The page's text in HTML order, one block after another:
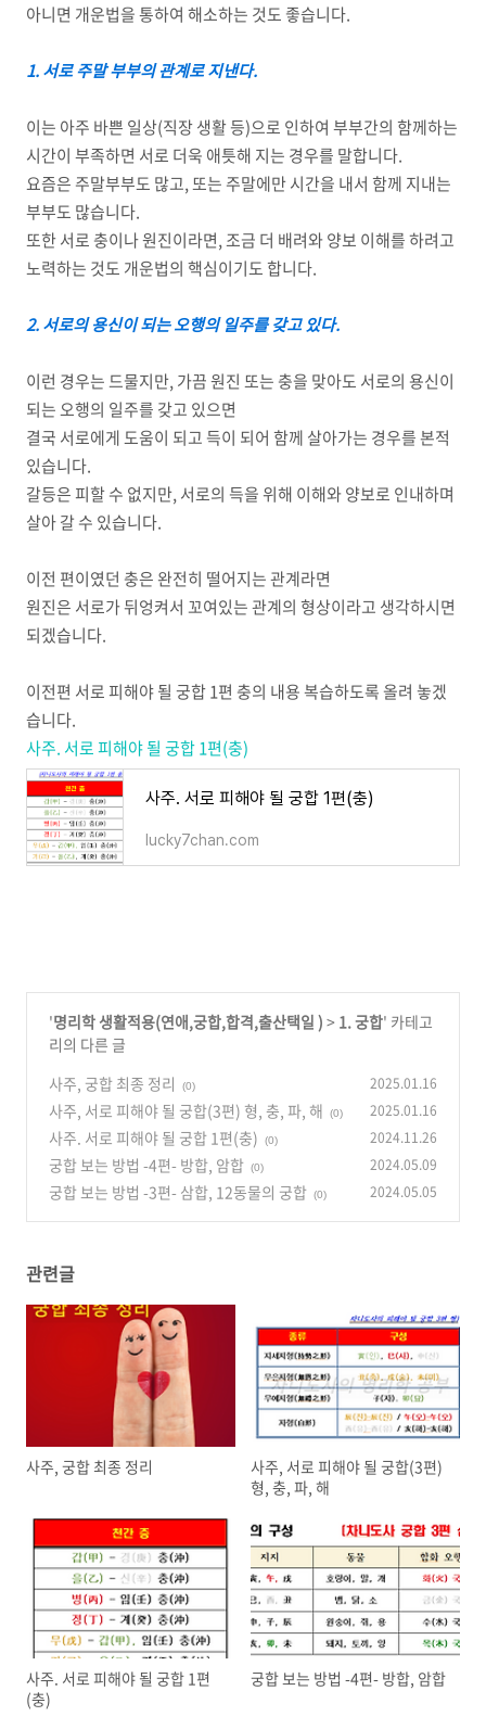
아니면 개운법을 통하여 해소하는 것도 좋습니다.
1. 서로 주말 부부의 관계로 지낸다.
이는 아주 바쁜 일상(직장 생활 등)으로 인하여 부부간의 함께하는
시간이 부족하면 서로 더욱 애틋해 지는 경우를 말합니다.
요즘은 주말부부도 많고, 또는 주말에만 시간을 내서 함께 지내는
부부도 많습니다.
또한 서로 충이나 원진이라면, 조금 더 배려와 양보 이해를 하려고
노력하는 것도 개운법의 핵심이기도 합니다.
2. 서로의 용신이 되는 오행의 일주를 갖고 있다.
이런 경우는 드물지만, 가끔 원진 또는 충을 맞아도 서로의 용신이
되는 오행의 일주를 갖고 있으면
결국 서로에게 도움이 되고 득이 되어 함께 살아가는 경우를 본적
있습니다.
갈등은 피할 수 없지만, 서로의 득을 위해 이해와 양보로 인내하며
살아 갈 수 있습니다.
이전 편이였던 충은 완전히 떨어지는 관계라면
원진은 서로가 뒤엉켜서 꼬여있는 관계의 형상이라고 생각하시면
되겠습니다.
이전편 서로 피해야 될 궁합 1편 충의 내용 복습하도록 올려 놓겠
습니다.
사주. 서로 피해야 될 궁합 1편(충)
사주. 서로 피해야 될 궁합 1편(충)
lucky7chan.com
'명리학 생활적용(연애,궁합,합격,출산택일 ) > 1. 궁합' 카테고
리의 다른 글
사주, 궁합 최종 정리
(0) 2025.01.16
사주, 서로 피해야 될 궁합(3편) 형, 충, 파, 해 (0) 2025.01.16
사주. 서로 피해야 될 궁합 1편(충) (0) 2024.11.26
궁합 보는 방법 -4편- 방합, 암합 (0) 2024.05.09
궁합 보는 방법 -3편- 삼합, 12동물의 궁합 (0) 2024.05.05
관련글
사주, 궁합 최종 정리
사주, 서로 피해야 될 궁합(3편)
형, 충, 파, 해
사주. 서로 피해야 될 궁합 1편
(충)
궁합 보는 방법 -4편- 방합, 암합